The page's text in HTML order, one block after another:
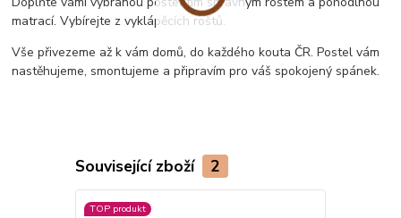
matrací. Vybírejte z vyklápěcích roštů.
Vše přivezeme až k vám domů, do každého kouta ČR. Postel vám
nastěhujeme, smontujeme a připravím pro váš spokojený spánek.
Související zboží 2
TOP produkt